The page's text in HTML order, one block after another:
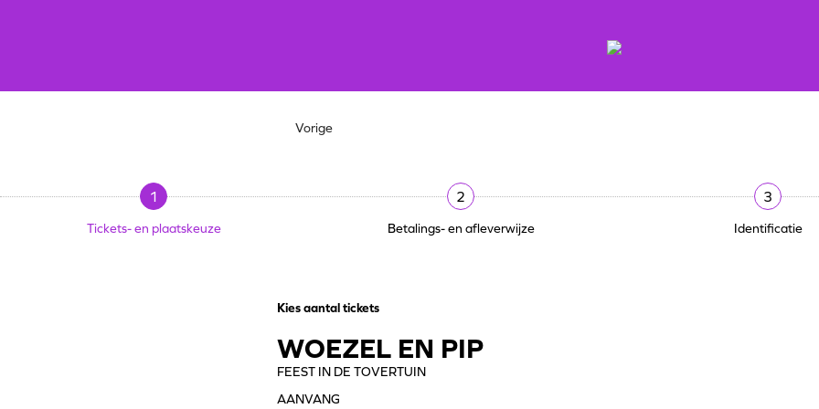
Vorige
1
Tickets- en plaatskeuze
2
Betalings- en afleverwijze
3
Identificatie
Kies aantal tickets
WOEZEL EN PIP
FEEST IN DE TOVERTUIN
AANVANG